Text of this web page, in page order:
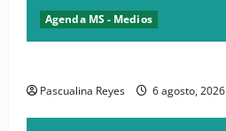
Agenda MS - Medios
Pascualina Reyes 6 agosto, 2026